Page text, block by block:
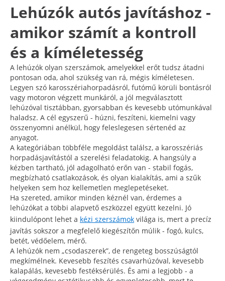
Lehúzók autós javításhoz -
amikor számít a kontroll
és a kíméletesség
A lehúzók olyan szerszámok, amelyekkel erőt tudsz átadni
pontosan oda, ahol szükség van rá, mégis kíméletesen.
Legyen szó karosszériahorpadásról, futómű körüli bontásról
vagy motoron végzett munkáról, a jól megválasztott
lehúzóval tisztábban, gyorsabban és kevesebb utómunkával
haladsz. A cél egyszerű - húzni, feszíteni, kiemelni vagy
összenyomni anélkül, hogy feleslegesen sértenéd az
anyagot.
A kategóriában többféle megoldást találsz, a karosszériás
horpadásjavítástól a szerelési feladatokig. A hangsúly a
kézben tartható, jól adagolható erőn van - stabil fogás,
megbízható csatlakozások, és olyan kialakítás, ami a szűk
helyeken sem hoz kellemetlen meglepetéseket.
Ha szereted, amikor minden kéznél van, érdemes a
lehúzókat a többi alapvető eszközzel együtt kezelni. Jó
kiindulópont lehet a kézi szerszámok világa is, mert a precíz
javítás sokszor a megfelelő kiegészítőn múlik - fogó, kulcs,
betét, védőelem, mérő.
A lehúzók nem „csodaszerek”, de rengeteg bosszúságtól
megkímélnek. Kevesebb feszítés csavarhúzóval, kevesebb
kalapálás, kevesebb festéksérülés. És ami a legjobb - a